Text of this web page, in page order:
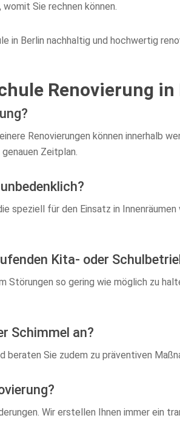
Sie rechnen können.
in Berlin nachhaltig und hochwertig
Renovierung
Renovierungen können innerhalb
Zeitplan.
speziell für den Einsatz in
Kita- oder
so gering wie möglich zu
Schimmel an?
Sie zudem zu präventiven
Wir erstellen Ihnen immer ein